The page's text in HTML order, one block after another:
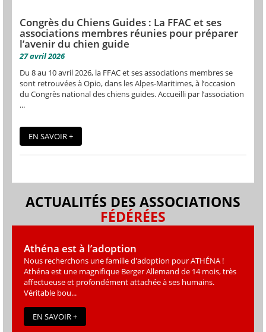
Congrès du Chiens Guides : La FFAC et ses
associations membres réunies pour préparer
l’avenir du chien guide
27 avril 2026
Du 8 au 10 avril 2026, la FFAC et ses associations membres se
sont retrouvées à Opio, dans les Alpes-Maritimes, à l’occasion
du Congrès national des chiens guides. Accueilli par l’association
...
EN SAVOIR +
ACTUALITÉS DES ASSOCIATIONS
FÉDÉRÉES
Athéna est à l’adoption
Nous recherchons une famille d'adoption pour ATHÉNA !
Athéna est une magniﬁque Berger Allemand de 14 mois, très
affectueuse et profondément attachée à ses humains.
Véritable bou...
EN SAVOIR +